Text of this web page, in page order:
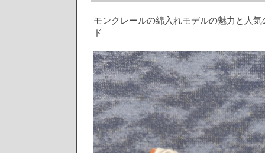
モンクレールの綿入れモデルの魅力と人
ド